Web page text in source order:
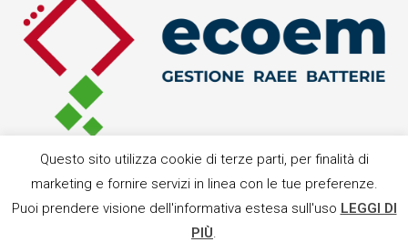
Questo sito utilizza cookie di terze parti, per finalità di
marketing e fornire servizi in linea con le tue preferenze.
Puoi prendere visione dell'informativa estesa sull'uso LEGGI DI
PIÙ.